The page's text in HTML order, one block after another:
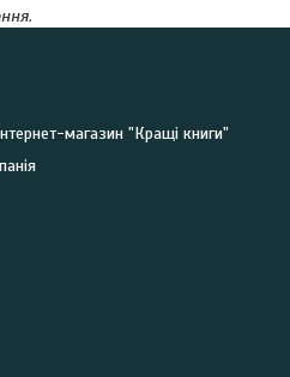
магазин "Кращі книги"